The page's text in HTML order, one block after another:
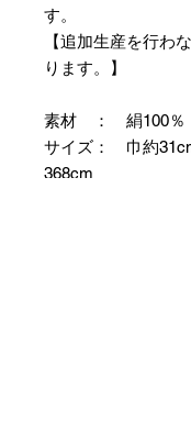
す。
【追加生産を行わ
ります。】
素材 ： 絹100
サイズ： 巾約
368cm